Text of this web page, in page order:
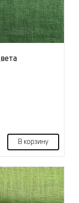
В корзину